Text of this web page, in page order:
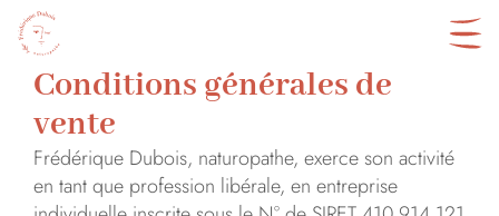
Conditions générales de
vente
Frédérique Dubois, naturopathe, exerce son activité
en tant que profession libérale, en entreprise